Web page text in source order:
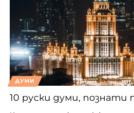
ДУМИ
10 руски думи, познати